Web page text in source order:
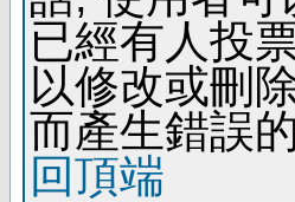
已經有人投
以修改或刪
而產生錯誤
回頂端